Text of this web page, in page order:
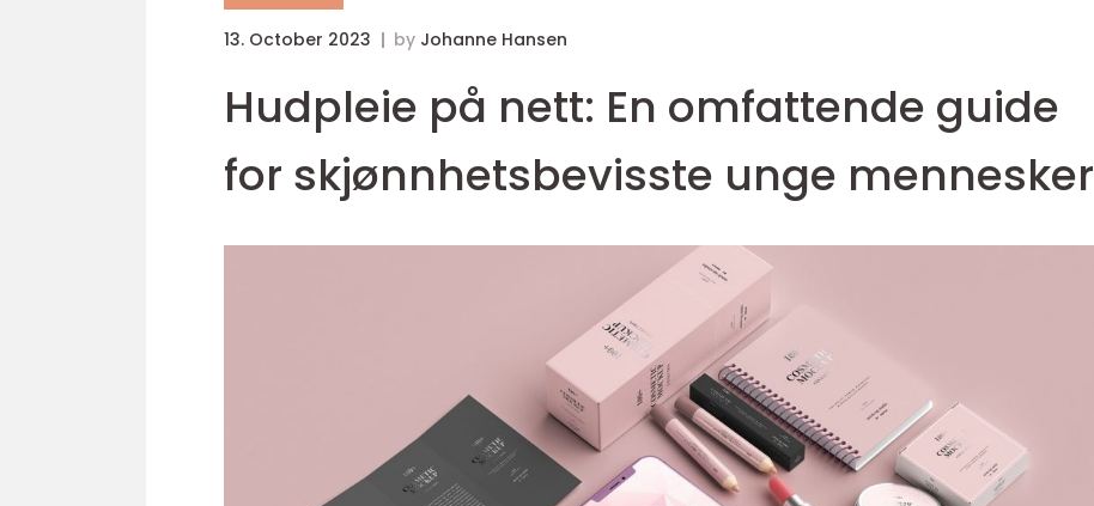
13. October 2023 by Johanne Hansen
Hudpleie på nett: En omfattende guide
for skjønnhetsbevisste unge mennesker